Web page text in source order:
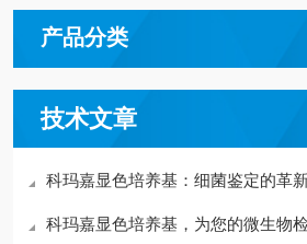
产品分类
技术文章
科玛嘉显色培养基：细菌鉴定的革
科玛嘉显色培养基，为您的微生物